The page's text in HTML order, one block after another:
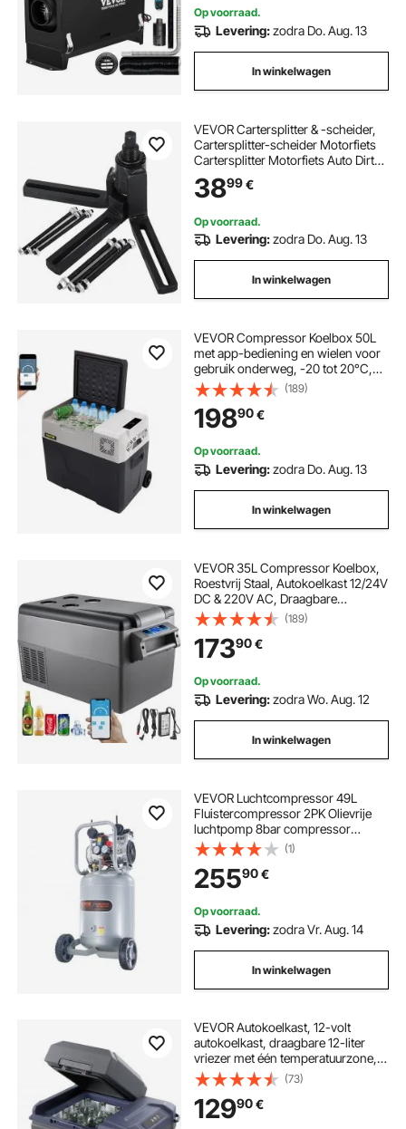
Op voorraad.
Levering:zodra Do. Aug. 13
In winkelwagen
VEVOR Cartersplitter & -scheider,
Cartersplitter-scheider Motorfiets
Cartersplitter Motorfiets Auto Dirt
Bike ATV, Cartersplitter-scheider
3899€
Op voorraad.
Levering:zodra Do. Aug. 13
In winkelwagen
VEVOR Compressor Koelbox 50L
met app-bediening en wielen voor
gebruik onderweg, -20 tot 20°C,
12/24V DC en 120/240V AC,
draagbare auto-koelkast met USB-
poort voor kamperen, camper, boot
en vrachtwagen
(189)
19890€
Op voorraad.
Levering:zodra Do. Aug. 13
In winkelwagen
VEVOR 35L Compressor Koelbox,
Roestvrij Staal, Autokoelkast 12/24V
DC & 220V AC, Draagbare
Minikoelkast -20°C tot 20°C,
Geïsoleerde Box Ideaal voor Auto,
Vrachtwagen, Camper, Camping,
Vakantie
(189)
17390€
Op voorraad.
Levering:zodra Wo. Aug. 12
In winkelwagen
VEVOR Luchtcompressor 49L
Fluistercompressor 2PK Olievrije
luchtpomp 8bar compressor
Enkelfase Geluidsniveau ≤63dB
Ideaal voor het oppompen van
banden Autoreparaties Schilderen
Houtwerk
(1)
25590€
Op voorraad.
Levering:zodra Vr. Aug. 14
In winkelwagen
VEVOR Autokoelkast, 12-volt
autokoelkast, draagbare 12-liter
vriezer met één temperatuurzone,
instelbaar temperatuurbereik van
-4℉ tot 68℉, 12/24V DC en 100-
240V AC compressor koeler voor
buiten, kamperen en camperen
(73)
12990€